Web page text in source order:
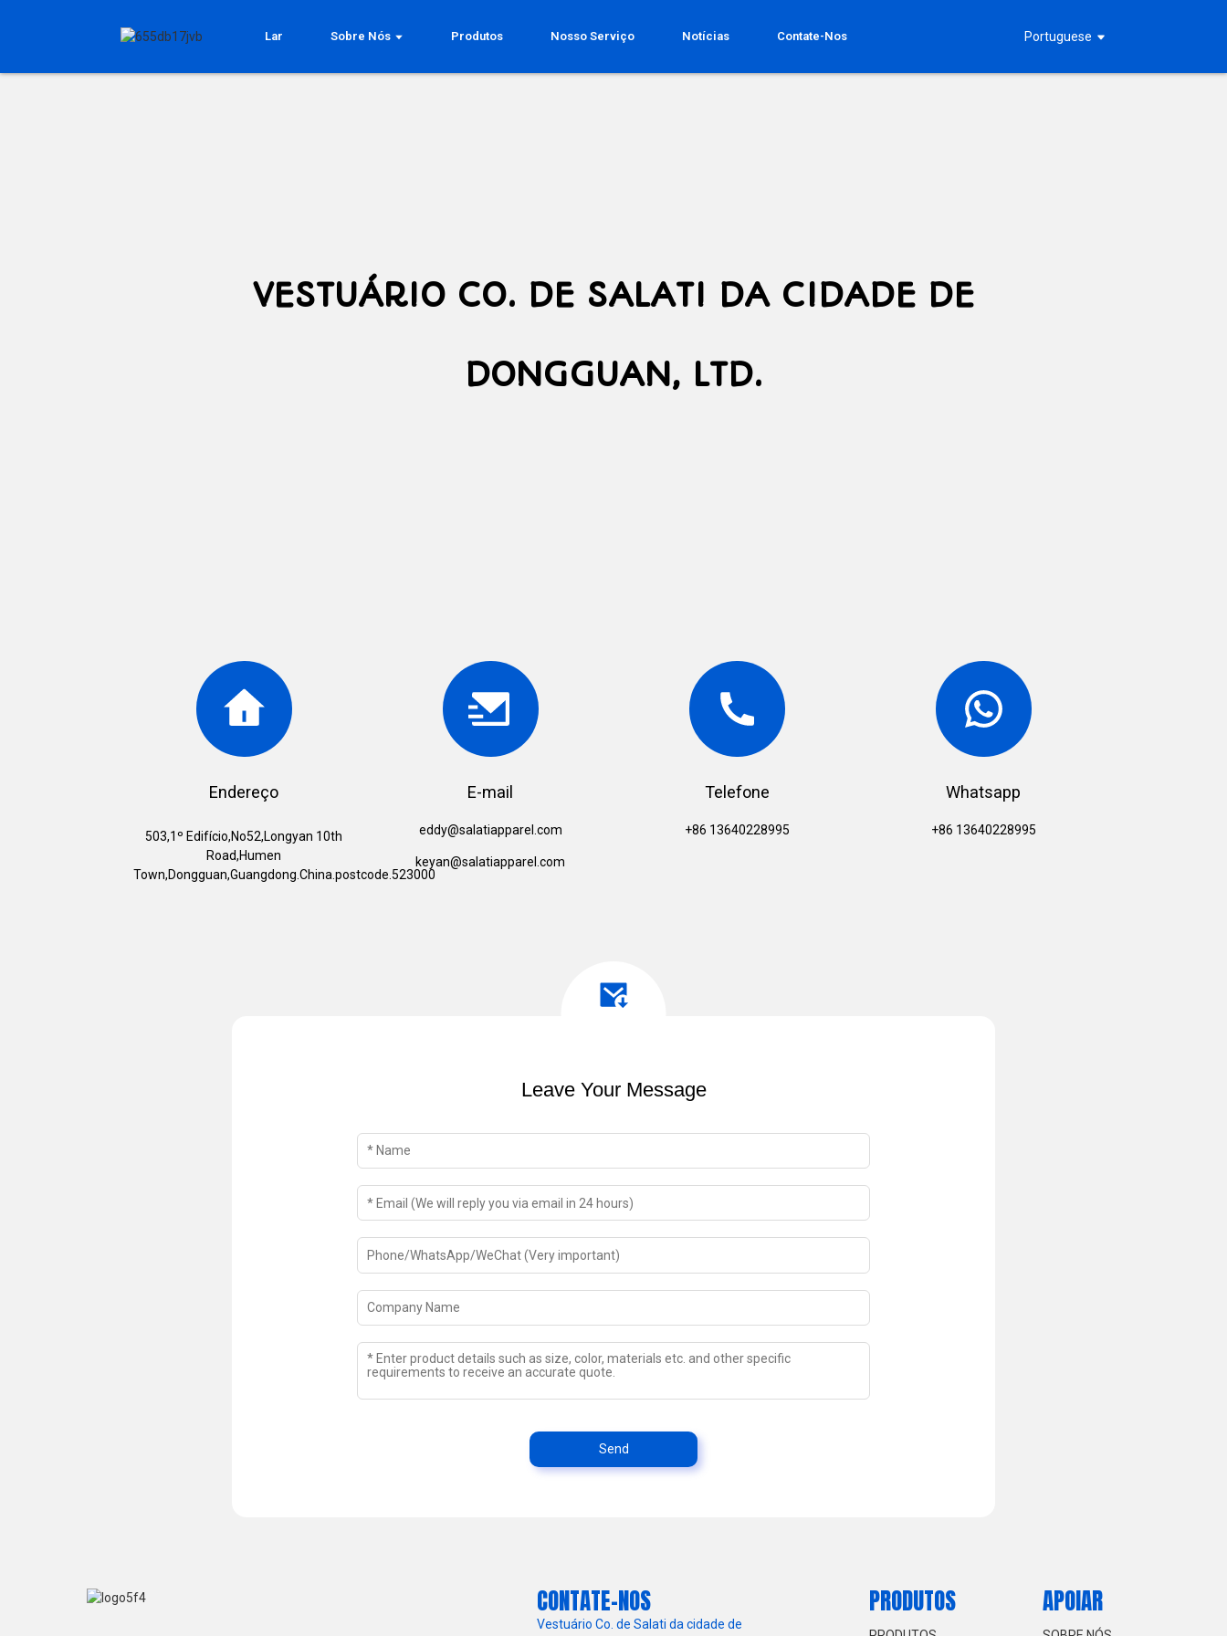
Lar Sobre Nós Produtos Nosso Serviço Notícias Contate-Nos Portuguese
VESTUÁRIO CO. DE SALATI DA CIDADE DE
DONGGUAN, LTD.
Endereço
503,1º Edifício,No52,Longyan 10th
Road,Humen
Town,Dongguan,Guangdong.China.postcode.523000
E-mail
eddy@salatiapparel.com
keyan@salatiapparel.com
Telefone
+86 13640228995
Whatsapp
+86 13640228995
Leave Your Message
Send
CONTATE-NOS
Vestuário Co. de Salati da cidade de
PRODUTOS APOIAR